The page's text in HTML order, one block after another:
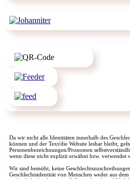
Da wir nicht alle Identitäten innerhalb des
können und der Text/die Website lesbar bleibt,
Personenbezeichnungen/Pronomen
wenn diese nicht explizit erwähnt bzw. verwendet
Wir sind bemüht, keine
Geschlechtsidentität von Menschen weder aus